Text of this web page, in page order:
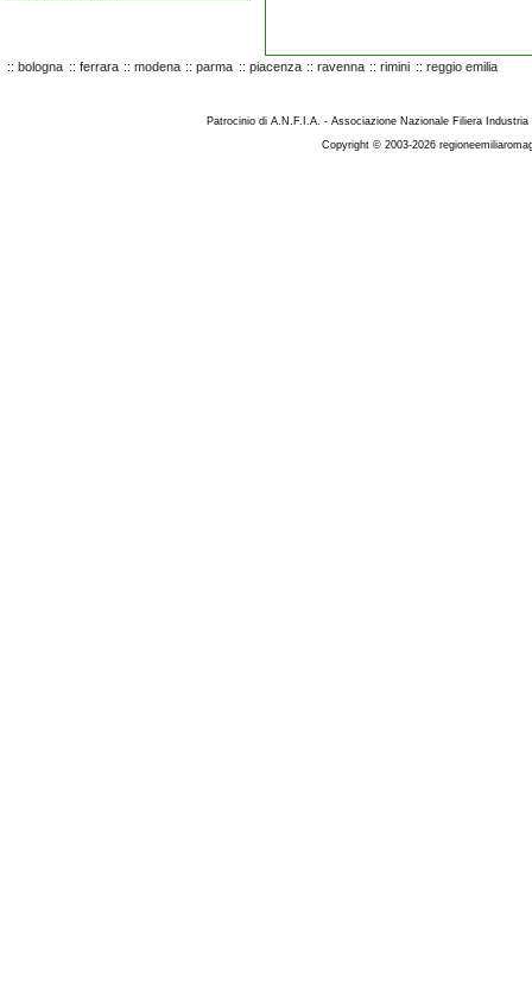
:: bologna :: ferrara :: modena :: parma :: piacenza :: ravenna :: rimini :: reggio emilia
Patrocinio di A.N.F.I.A. - Associazione Nazionale Filiera
Copyright © 2003-2026